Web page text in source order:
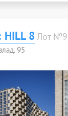
8Лот
95